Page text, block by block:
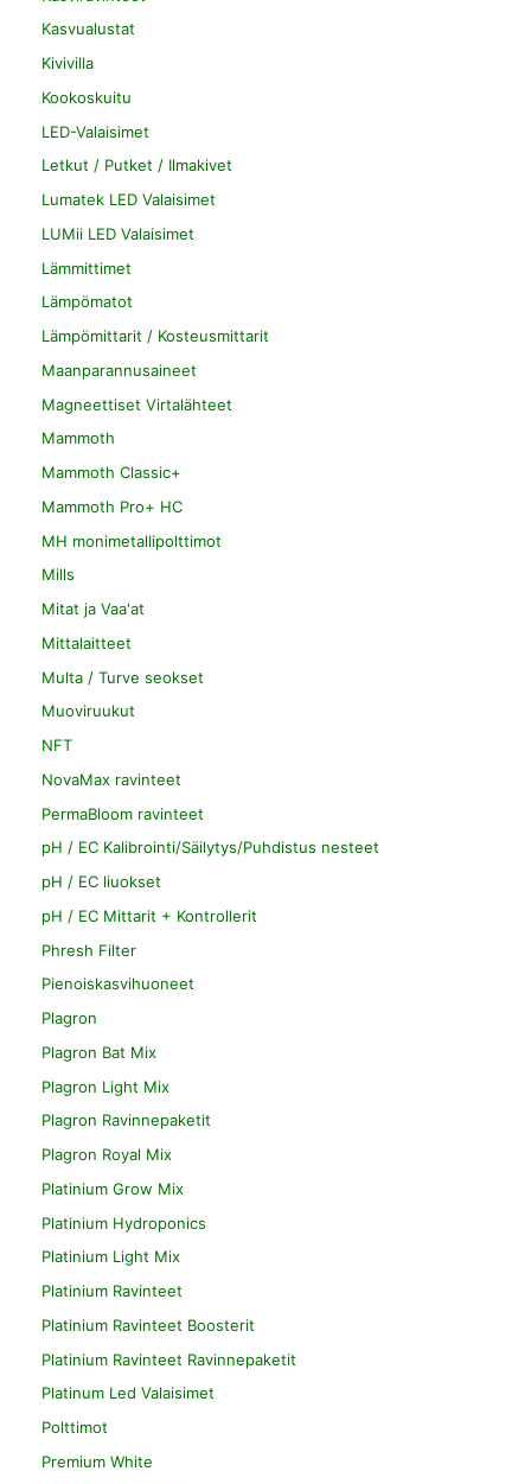
Kasvualustat
Kivivilla
Kookoskuitu
LED-Valaisimet
Letkut / Putket / Ilmakivet
Lumatek LED Valaisimet
LUMii LED Valaisimet
Lämmittimet
Lämpömatot
Lämpömittarit / Kosteusmittarit
Maanparannusaineet
Magneettiset Virtalähteet
Mammoth
Mammoth Classic+
Mammoth Pro+ HC
MH monimetallipolttimot
Mills
Mitat ja Vaa'at
Mittalaitteet
Multa / Turve seokset
Muoviruukut
NFT
NovaMax ravinteet
PermaBloom ravinteet
pH / EC Kalibrointi/Säilytys/Puhdistus nesteet
pH / EC liuokset
pH / EC Mittarit + Kontrollerit
Phresh Filter
Pienoiskasvihuoneet
Plagron
Plagron Bat Mix
Plagron Light Mix
Plagron Ravinnepaketit
Plagron Royal Mix
Platinium Grow Mix
Platinium Hydroponics
Platinium Light Mix
Platinium Ravinteet
Platinium Ravinteet Boosterit
Platinium Ravinteet Ravinnepaketit
Platinum Led Valaisimet
Polttimot
Premium White